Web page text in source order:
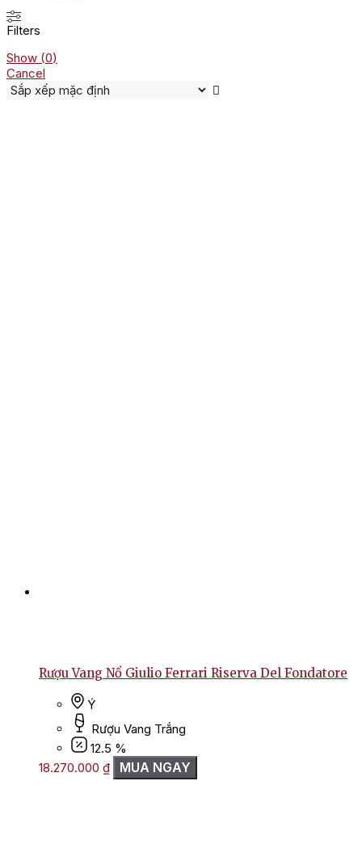
Filters
Show (0)
Cancel
Rượu Vang Nổ Giulio Ferrari Riserva Del Fondatore
Ý
Rượu Vang Trắng
12.5 %
18.270.000 ₫ MUA NGAY